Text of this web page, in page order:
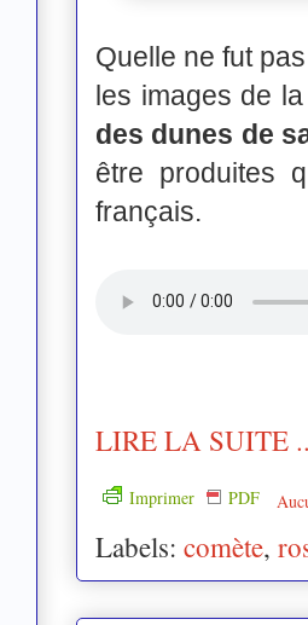
Quelle ne fut
les images de
des dunes de
être produites
français.
LIRE LA SUITE
Imprimer PDF
Labels: comète,